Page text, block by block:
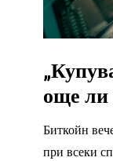
още ли
Биткойн
при всеки